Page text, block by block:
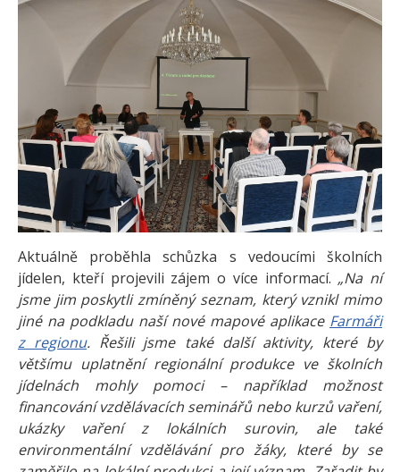
Aktuálně proběhla schůzka s vedoucími školních
jídelen, kteří projevili zájem o více informací. „Na ní
jsme jim poskytli zmíněný seznam, který vznikl mimo
jiné na podkladu naší nové mapové aplikace Farmáři
z regionu. Řešili jsme také další aktivity, které by
většímu uplatnění regionální produkce ve školních
jídelnách mohly pomoci – například možnost
financování vzdělávacích seminářů nebo kurzů vaření,
ukázky vaření z lokálních surovin, ale také
environmentální vzdělávání pro žáky, které by se